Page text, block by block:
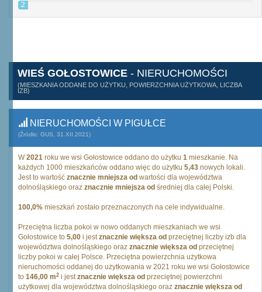
2
WIEŚ GOŁOSTOWICE - NIERUCHOMOŚCI
(MIESZKANIA ODDANE DO UŻYTKU, POWIERZCHNIA UŻYTKOWA, LICZBA
IZB)
NIERUCHOMOŚCI W PIGUŁCE
(Źródło: GUS, 31.XII.2021)
W2021 roku we wsi Gołostowice oddano do użytku 1 mieszkanie. Na
każdych 1000 mieszkańców oddano więc do użytku 5,43 nowych lokali.
Jest to wartość znacznie mniejsza od wartości dla województwa
dolnośląskiego oraz znacznie mniejsza od średniej dla całej Polski.
100,0% mieszkań zostało przeznaczonych na cele indywidualne.
Przeciętna liczba pokoi w nowo oddanych mieszkaniach we wsi
Gołostowice to 5,00 i jestznacznie większa od przeciętnej liczby izb dla
województwa dolnośląskiego oraz znacznie większa od przeciętnej
liczby pokoi w całej Polsce. Przeciętna powierzchnia użytkowa
nieruchomości oddanej do użytkowania w 2021 roku we wsi Gołostowice
to 146,00 m2 i jestznacznie większa od przeciętnej powierzchni
użytkowej dla województwa dolnośląskiego oraz znacznie większa od